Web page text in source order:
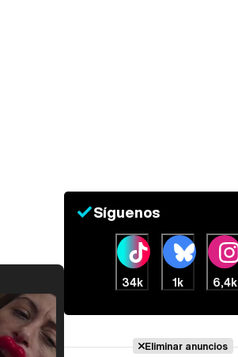
Síguenos
34k 1k 6,4k
Eliminar anuncios